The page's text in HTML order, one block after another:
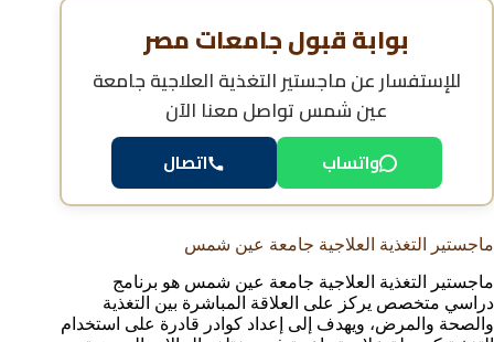
بوابة قبول جامعات مصر
للإستفسار عنماجستير التغذية العلاجية جامعة
عين شمستواصل معنا الآن
واتساب اتصال
ماجستير التغذية العلاجية جامعة عين شمس
ماجستير التغذية العلاجية جامعة عين شمس هو برنامج
دراسي متخصص يركز على العلاقة المباشرة بين التغذية
والصحة والمرض، ويهدف إلى إعداد كوادر قادرة على استخدام